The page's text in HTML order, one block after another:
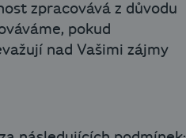
zpracovává z důvodu
pokud
nad Vašimi zájmy